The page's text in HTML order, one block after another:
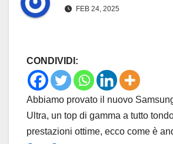
FEB 24, 2025
CONDIVIDI:
Abbiamo provato il nuovo
Ultra, un top di gamma a tutto
prestazioni ottime, ecco come è